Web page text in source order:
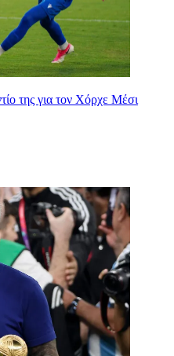
της για τον Χόρχε Μέσι